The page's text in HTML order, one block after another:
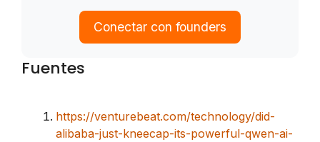
Conectar con founders
Fuentes
https://venturebeat.com/technology/did-
alibaba-just-kneecap-its-powerful-qwen-ai-